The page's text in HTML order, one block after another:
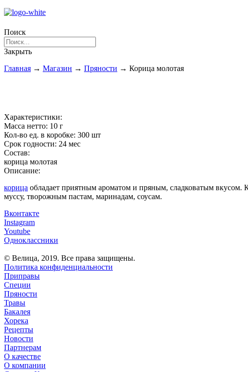
Поиск
Закрыть
Главная → Магазин → Пряности → Корица молотая
Характеристики:
Масса нетто: 10 г
Кол-во ед. в коробке: 300 шт
Срок годности: 24 мес
Состав:
корица молотая
Описание:
корица обладает приятным ароматом и пряным, сладковатым вкусом.
муссу, творожным пастам, маринадам, соусам.
Вконтакте
Instagram
Youtube
Одноклассники
© Велица, 2019. Все права защищены.
Политика конфиденциальности
Приправы
Специи
Пряности
Травы
Бакалея
Хорека
Рецепты
Новости
Партнерам
О качестве
О компании